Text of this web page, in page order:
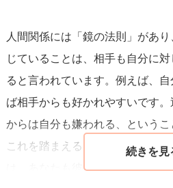
人間関係には「鏡の法則」があ
じていることは、相手も自分に
ると言われています。例えば、
ば相手からも好かれやすいです
からは自分も嫌われる、というこ
これを踏まえると、あなたが彼
は、あなたも彼女から浮気を疑